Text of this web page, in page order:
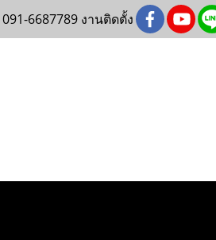
6687789 งานติดตั้ง